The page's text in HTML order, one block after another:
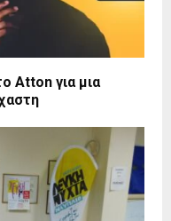
Atton για μια